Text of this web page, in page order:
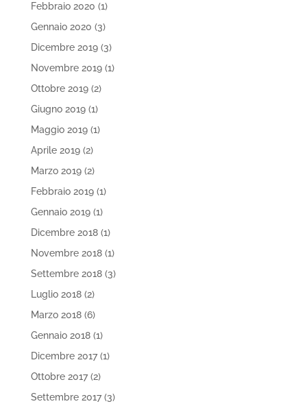
Febbraio 2020 (1)
Gennaio 2020 (3)
Dicembre 2019(3)
Novembre 2019(1)
Ottobre 2019(2)
Giugno 2019(1)
Maggio 2019(1)
Aprile 2019(2)
Marzo 2019(2)
Febbraio 2019(1)
Gennaio 2019(1)
Dicembre 2018(1)
Novembre 2018(1)
Settembre 2018(3)
Luglio 2018(2)
Marzo 2018(6)
Gennaio 2018(1)
Dicembre 2017(1)
Ottobre 2017(2)
Settembre 2017(3)